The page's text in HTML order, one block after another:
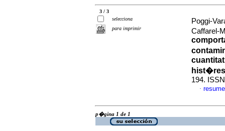
3 / 3
selecciona
para imprimir
Poggi-
Caffarel-
194.
·
p�gina 1 de 1